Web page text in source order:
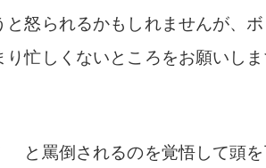
怒られるかもしれませんが、
忙しくないところをお願いし
と罵倒されるのを覚悟して頭を